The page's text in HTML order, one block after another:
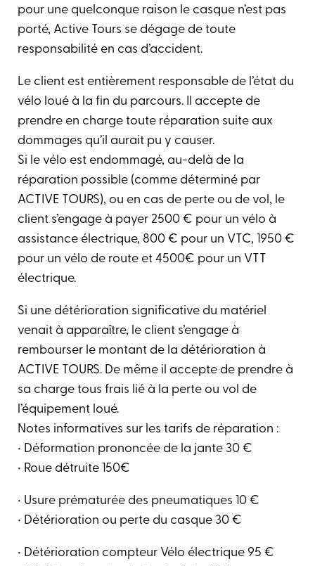
pour une quelconque raison le casque n’est pas
porté, Active Tours se dégage de toute
responsabilité en cas d’accident.
Le client est entièrement responsable de l’état du
vélo loué à la fin du parcours. Il accepte de
prendre en charge toute réparation suite aux
dommages qu’il aurait pu y causer.
Si le vélo est endommagé, au-delà de la
réparation possible (comme déterminé par
ACTIVE TOURS), ou en cas de perte ou de vol, le
client s’engage à payer 2500 € pour un vélo à
assistance électrique, 800 € pour un VTC, 1950 €
pour un vélo de route et 4500€ pour un VTT
électrique.
Si une détérioration significative du matériel
venait à apparaître, le client s’engage à
rembourser le montant de la détérioration à
ACTIVE TOURS. De même il accepte de prendre à
sa charge tous frais lié à la perte ou vol de
l’équipement loué.
Notes informatives sur les tarifs de réparation :
• Déformation prononcée de la jante 30 €
• Roue détruite 150€
• Usure prématurée des pneumatiques 10 €
• Détérioration ou perte du casque 30 €
• Détérioration compteur Vélo électrique 95 €